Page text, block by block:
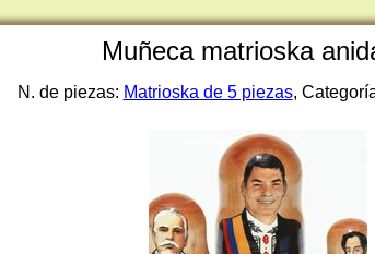
Muñeca matrioska
N. de piezas: Matrioska de 5 piezas,